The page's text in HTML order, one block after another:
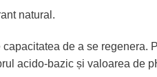
natural.
de a se
acido-bazic și valoarea de